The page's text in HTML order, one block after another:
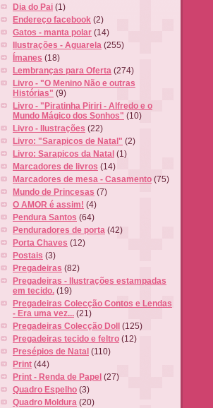
Dia do Pai (1)
Endereço facebook (2)
Gatos - manta polar (14)
Ilustrações - Aguarela (255)
Ímanes (18)
Lembranças para Oferta (274)
Livro - "O Menino Não e outras
Histórias" (9)
Livro - "Piratinha Piriri - Alfredo e o
Mundo Mágico dos Sonhos" (10)
Livro - Ilustrações (22)
Livro: "Sarapicos de Natal" (2)
Livro: Sarapicos da Natal (1)
Marcadores de livros (14)
Marcadores de mesa - Casamento (75)
Mundo de Princesas (7)
O AMOR é assim! (4)
Pendura Santos (64)
Penduradores de porta (42)
Porta Chaves (12)
Postais (3)
Pregadeiras (82)
Pregadeiras - Ilustrações estampadas
em tecido. (19)
Pregadeiras Colecção Contos e Lendas
- Era uma vez... (21)
Pregadeiras Colecção Doll
(125)
Pregadeiras tecido e feltro (12)
Presépios de Natal (110)
Print (44)
Print - Renda de Papel (27)
Quadro Espelho (3)
Quadro Moldura (20)